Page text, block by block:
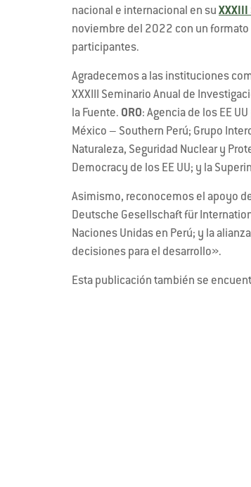
nacional e internacional en su
noviembre del 2022 con un formato
participantes.
Agradecemos a las instituciones
XXXIII Seminario Anual de
la Fuente. ORO: Agencia de los EE
México – Southern Perú; Grupo
Naturaleza, Seguridad Nuclear y
Democracy de los EE UU; y la
Asimismo, reconocemos el apoyo
Deutsche Gesellschaft für
Naciones Unidas en Perú; y la
decisiones para el desarrollo».
Esta publicación también se